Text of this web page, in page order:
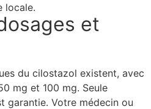
locale.
et
du cilostazol existent, avec
mg et 100 mg. Seule
garantie. Votre médecin ou